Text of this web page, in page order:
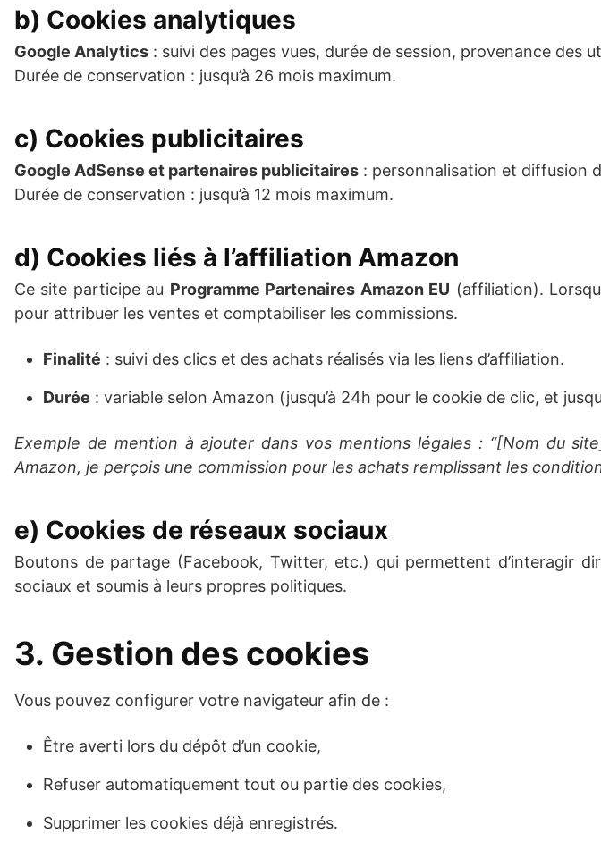
b) Cookies analytiques
Google Analytics : suivi des pages vues, durée de session, provenance des
Durée de conservation : jusqu’à 26 mois maximum.
c) Cookies publicitaires
Google AdSense et partenaires publicitaires : personnalisation et diffusion
Durée de conservation : jusqu’à 12 mois maximum.
d) Cookies liés à l’affiliation Amazon
Ce site participe au Programme Partenaires Amazon EU (affiliation).
pour attribuer les ventes et comptabiliser les commissions.
Finalité : suivi des clics et des achats réalisés via les liens d’affiliation.
Durée : variable selon Amazon (jusqu’à 24h pour le cookie de clic, et
Exemple de mention à ajouter dans vos mentions légales : “[Nom du
Amazon, je perçois une commission pour les achats remplissant les
e) Cookies de réseaux sociaux
Boutons de partage (Facebook, Twitter, etc.) qui permettent d’interagir
sociaux et soumis à leurs propres politiques.
3. Gestion des cookies
Vous pouvez configurer votre navigateur afin de :
Être averti lors du dépôt d’un cookie,
Refuser automatiquement tout ou partie des cookies,
Supprimer les cookies déjà enregistrés.